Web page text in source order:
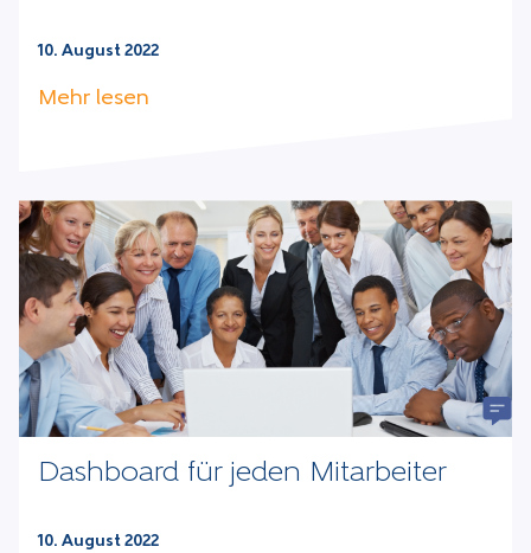
10. August 2022
Mehr lesen
Dashboard für jeden Mitarbeiter
10. August 2022